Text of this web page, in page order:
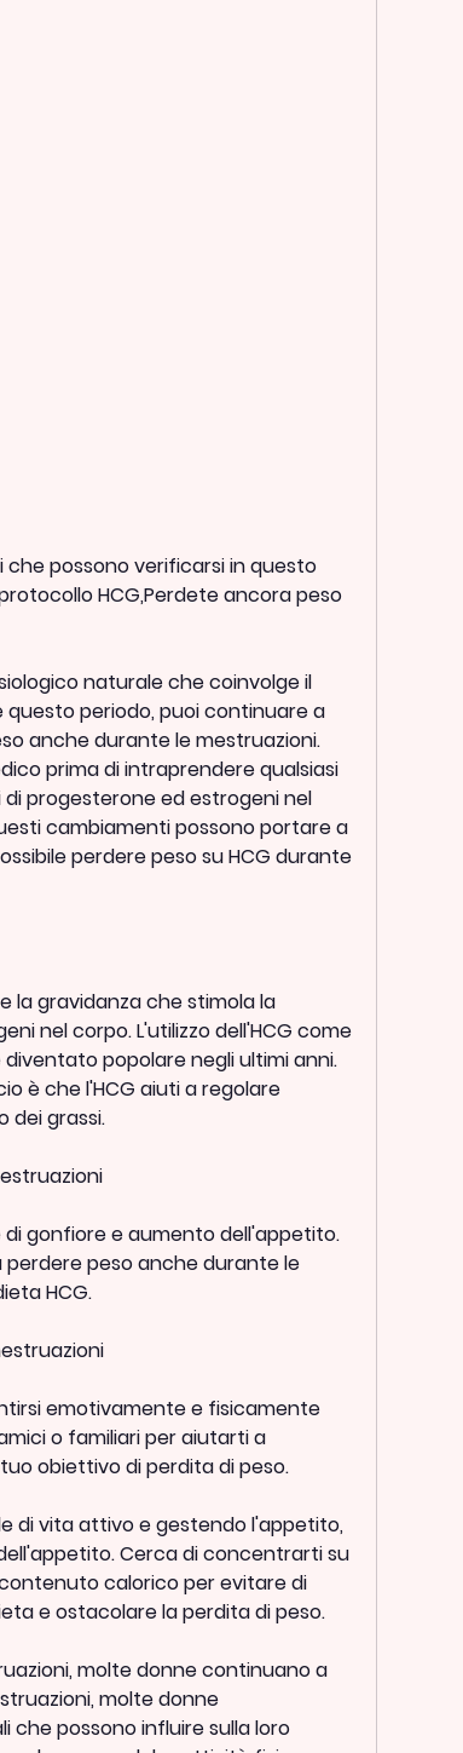
HCG,Perdete ancora peso
naturale che coinvolge il
periodo, puoi continuare a
anche durante le mestruazioni.
prima di intraprendere qualsiasi
di progesterone ed estrogeni nel
cambiamenti possono portare a
perdere peso su HCG durante
la gravidanza che stimola la
nel corpo. L'utilizzo dell'HCG come
popolare negli ultimi anni.
è che l'HCG aiuti a regolare
dei grassi.
gonfiore e aumento dell'appetito.
peso anche durante le
HCG.
emotivamente e fisicamente
o familiari per aiutarti a
obiettivo di perdita di peso.
di vita attivo e gestendo l'appetito,
Cerca di concentrarti su
calorico per evitare di
e ostacolare la perdita di peso.
molte donne continuano a
molte donne
possono influire sulla loro